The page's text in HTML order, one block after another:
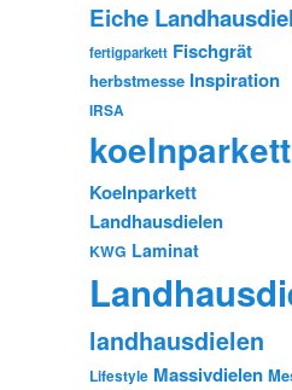
Eiche
fertigparkett Fischgrät
herbstmesse Inspiration
IRSA
koelnparkett
Koelnparkett
Landhausdielen
KWG Laminat
landhausdielen
Lifestyle Massivdielen